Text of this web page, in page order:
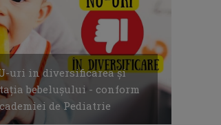
uri in diversificarea și
bebelușului - conform
de Pediatrie